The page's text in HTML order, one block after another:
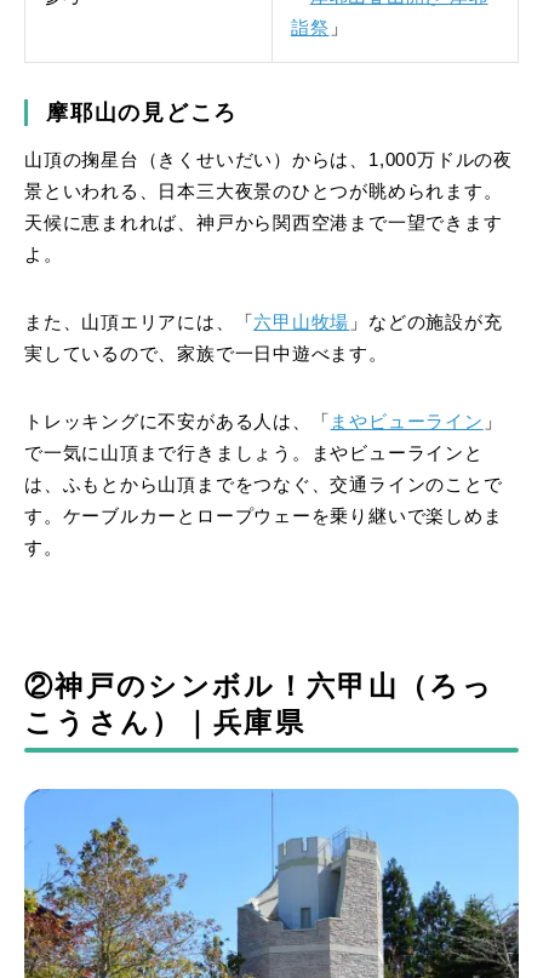
詣祭 」
摩耶山の見どころ
山頂の掬星台（きくせいだい）からは、1,000万ドルの夜
景といわれる、日本三大夜景のひとつが眺められます。
天候に恵まれれば、神戸から関西空港まで一望できます
よ。
また、山頂エリアには、「 六甲山牧場 」などの施設が充
実しているので、家族で一日中遊べます。
トレッキングに不安がある人は、「 まやビューライン 」
で一気に山頂まで行きましょう。まやビューラインと
は、ふもとから山頂までをつなぐ、交通ラインのことで
す。ケーブルカーとロープウェーを乗り継いで楽しめま
す。
②神戸のシンボル！六甲山（ろっ
こうさん）｜兵庫県